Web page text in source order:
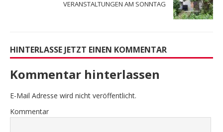
VERANSTALTUNGEN AM SONNTAG
HINTERLASSE JETZT EINEN KOMMENTAR
Kommentar hinterlassen
E-Mail Adresse wird nicht veröffentlicht.
Kommentar